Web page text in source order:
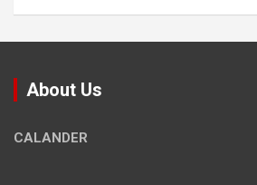
About Us
CALANDER